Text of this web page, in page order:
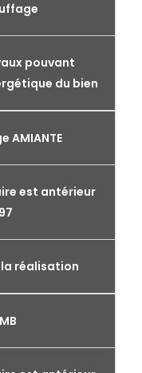
pouvant
du bien
AMIANTE
est antérieur
réalisation